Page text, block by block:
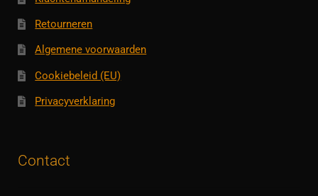
Retourneren
Algemene voorwaarden
Cookiebeleid (EU)
Privacyverklaring
Contact